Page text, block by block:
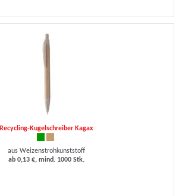
Recycling-Kugelschreiber Kagax
aus Weizenstrohkunststoff
ab 0,13 €, mind. 1000 Stk.